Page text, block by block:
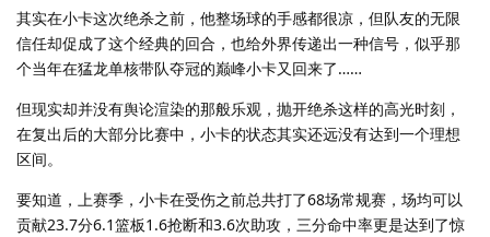
其实在小卡这次绝杀之前，他整场球的手感都很凉，但队友的无限
信任却促成了这个经典的回合，也给外界传递出一种信号，似乎那
个当年在猛龙单核带队夺冠的巅峰小卡又回来了……
但现实却并没有舆论渲染的那般乐观，抛开绝杀这样的高光时刻，
在复出后的大部分比赛中，小卡的状态其实还远没有达到一个理想
区间。
要知道，上赛季，小卡在受伤之前总共打了68场常规赛，场均可以
贡献23.7分6.1篮板1.6抢断和3.6次助攻，三分命中率更是达到了惊